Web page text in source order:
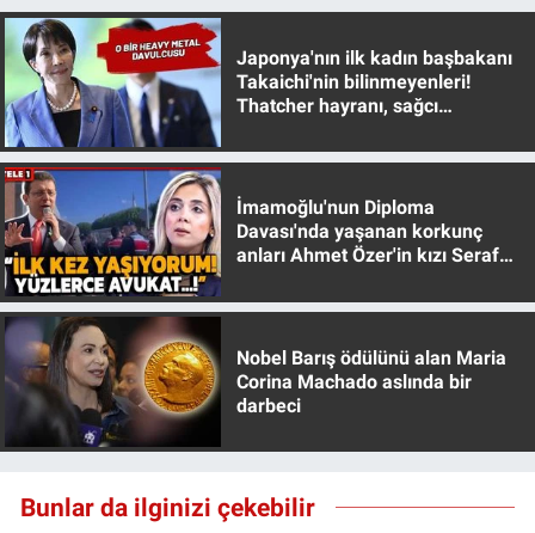
Japonya'nın ilk kadın başbakanı
Takaichi'nin bilinmeyenleri!
Thatcher hayranı, sağcı
İmamoğlu'nun Diploma
Davası'nda yaşanan korkunç
anları Ahmet Özer'in kızı Seraf
Nobel Barış ödülünü alan Maria
Corina Machado aslında bir
darbeci
Bunlar da ilginizi çekebilir
Yerel Yaşam
Canlı Yayın